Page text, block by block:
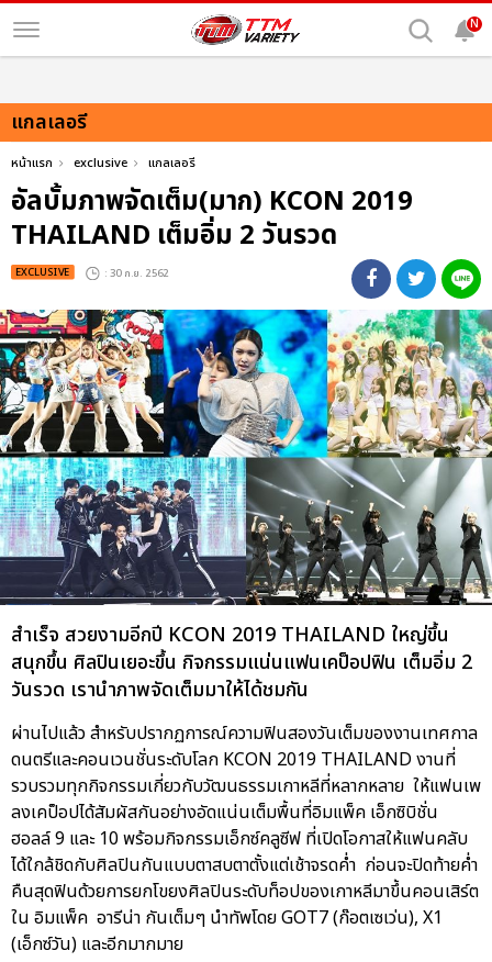
N
แกลเลอรี
หน้าแรก exclusive แกลเลอรี
อัลบั้มภาพจัดเต็ม(มาก) KCON 2019
THAILAND เต็มอิ่ม 2 วันรวด
EXCLUSIVE : 30 ก.ย. 2562
สำเร็จ สวยงามอีกปี KCON 2019 THAILAND ใหญ่ขึ้น
สนุกขึ้น ศิลปินเยอะขึ้น กิจกรรมแน่นแฟนเคป็อปฟิน เต็มอิ่ม 2
วันรวด เรานำภาพจัดเต็มมาให้ได้ชมกัน
ผ่านไปแล้ว สำหรับปรากฏการณ์ความฟินสองวันเต็มของงานเทศกาล
ดนตรีและคอนเวนชั่นระดับโลก KCON 2019 THAILAND งานที่
รวบรวมทุกกิจกรรมเกี่ยวกับวัฒนธรรมเกาหลีที่หลากหลาย ให้แฟนเพ
ลงเคป็อปได้สัมผัสกันอย่างอัดแน่นเต็มพื้นที่อิมแพ็ค เอ็กซิบิชั่น
ฮอลล์ 9 และ 10 พร้อมกิจกรรมเอ็กซ์คลูซีฟ ที่เปิดโอกาสให้แฟนคลับ
ได้ใกล้ชิดกับศิลปินกันแบบตาสบตาตั้งแต่เช้าจรดค่ำ ก่อนจะปิดท้ายค่ำ
คืนสุดฟินด้วยการยกโขยงศิลปินระดับท็อปของเกาหลีมาขึ้นคอนเสิร์ต
ใน อิมแพ็ค อารีน่า กันเต็มๆ นำทัพโดย GOT7 (ก๊อตเซเว่น), X1
(เอ็กซ์วัน) และอีกมากมาย